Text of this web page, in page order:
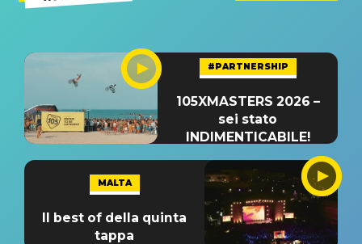
#PARTNERSHIP
105XMASTERS 2026 –
sei stato
INDIMENTICABILE!
MALTA
Il best of della quinta
tappa